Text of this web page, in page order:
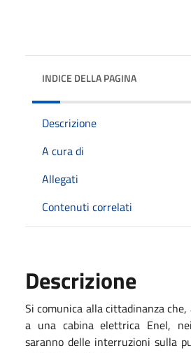
INDICE DELLA PAGINA
Descrizione
A cura di
Allegati
Contenuti correlati
Descrizione
Si comunica alla cittadinanza
a una cabina elettrica Enel,
saranno delle interruzioni sulla